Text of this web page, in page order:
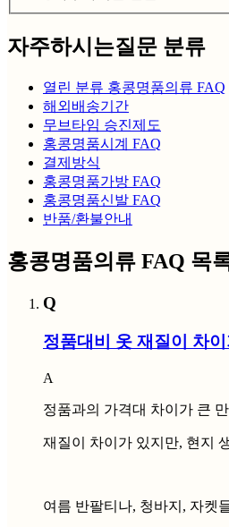
자주하시는질문 분류
열린 분류 홍콩명품의류 FAQ
해외배송기간
무브타임 승진제도
홍콩명품시계 FAQ
결제방식
홍콩명품가방 FAQ
홍콩명품신발 FAQ
반품/환불안내
홍콩명품의류 FAQ 목
Q
정품대비 옷 재질이 차
A
정품과의 가격대 차이가 큰
재질이 차이가 있지만, 현지
여름 반팔티나, 청바지, 자켓